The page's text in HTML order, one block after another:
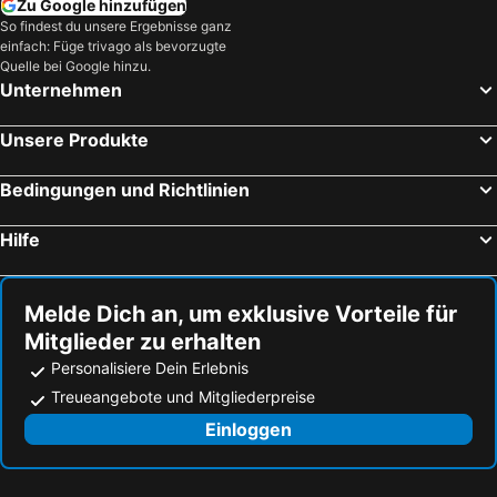
Minia, Strandhotels
Agios Nikolaos, Strandhotels
Vlachata, Strandhotels
Vathi, Strandhotels
Vartholomio, Strandhotels
Zu Google hinzufügen
So findest du unsere Ergebnisse ganz
einfach: Füge trivago als bevorzugte
Quelle bei Google hinzu.
Unternehmen
Unsere Produkte
Bedingungen und Richtlinien
Hilfe
Melde Dich an, um exklusive Vorteile für
Mitglieder zu erhalten
Personalisiere Dein Erlebnis
Treueangebote und Mitgliederpreise
Einloggen